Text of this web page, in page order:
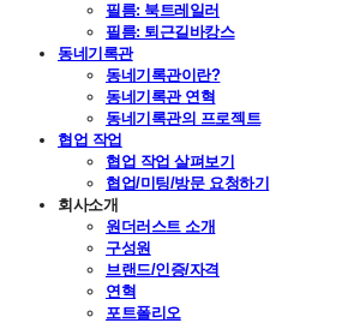
필름: 북트레일러
필름: 퇴근길바캉스
동네기록관
동네기록관이란?
동네기록관 연혁
동네기록관의 프로젝트
협업 작업
협업 작업 살펴보기
협업/미팅/방문 요청하기
회사소개
원더러스트 소개
구성원
브랜드/인증/자격
연혁
포트폴리오